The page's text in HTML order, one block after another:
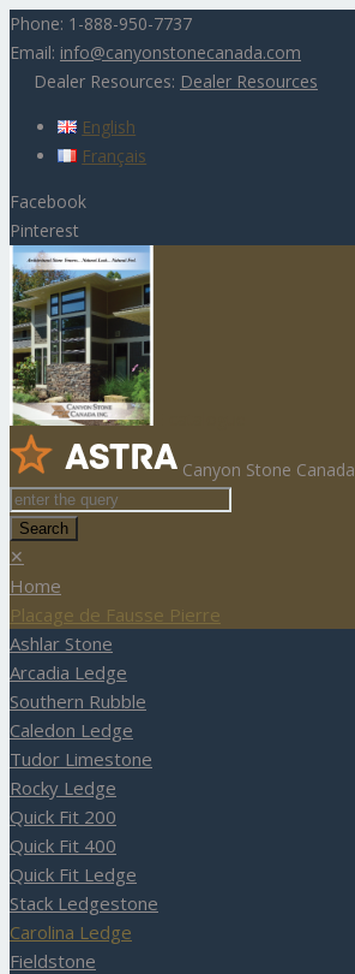
Phone: 1-888-950-7737
Email: info@canyonstonecanada.com
Dealer Resources: Dealer Resources
English
Français
Facebook
Pinterest
Canyon Stone Canada
✕
Home
Placage de Fausse Pierre
Ashlar Stone
Arcadia Ledge
Southern Rubble
Caledon Ledge
Tudor Limestone
Rocky Ledge
Quick Fit 200
Quick Fit 400
Quick Fit Ledge
Stack Ledgestone
Carolina Ledge
Fieldstone